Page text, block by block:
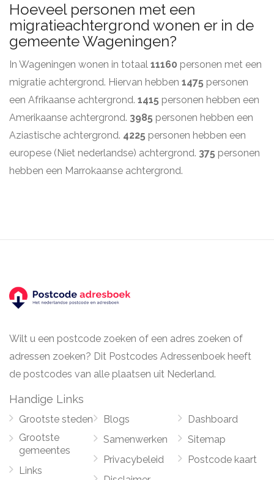
Hoeveel personen met een
migratieachtergrond wonen er in de
gemeente Wageningen?
In Wageningen wonen in totaal 11160 personen met een
migratie achtergrond. Hiervan hebben 1475 personen
een Afrikaanse achtergrond. 1415 personen hebben een
Amerikaanse achtergrond. 3985 personen hebben een
Aziastische achtergrond. 4225 personen hebben een
europese (Niet nederlandse) achtergrond. 375 personen
hebben een Marrokaanse achtergrond.
Wilt u een postcode zoeken of een adres zoeken of
adressen zoeken? Dit Postcodes Adressenboek heeft
de postcodes van alle plaatsen uit Nederland.
Handige Links
Grootste steden
Grootste
gemeentes
Links
Blogs
Samenwerken
Privacybeleid
Dashboard
Sitemap
Postcode kaart